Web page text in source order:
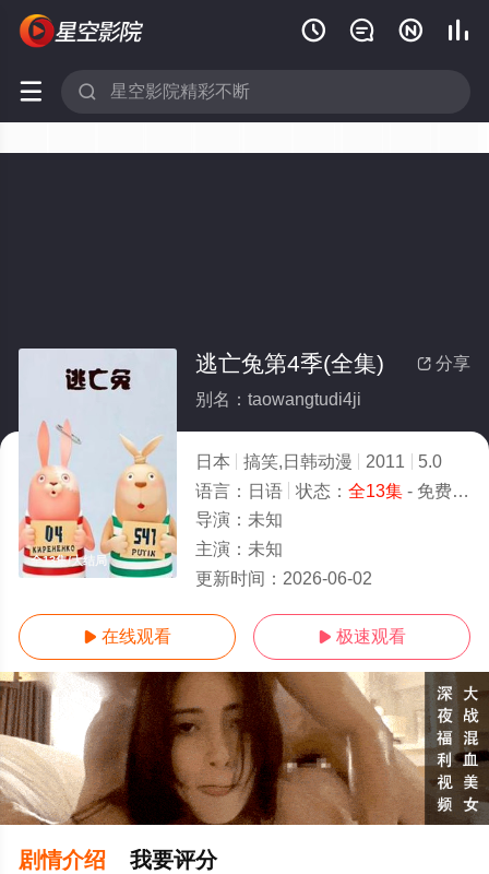
   
 
全13集/大结局
 分享
逃亡兔第4季(全集)
别名：taowangtudi4ji
日本 搞笑,日韩动漫 2011
5.0
语言： 日语 状态： 全13集- 免费在线观看
导演： 未知
主演： 未知
更新时间： 2026-06-02
 在线观看  极速观看
剧情介绍 我要评分